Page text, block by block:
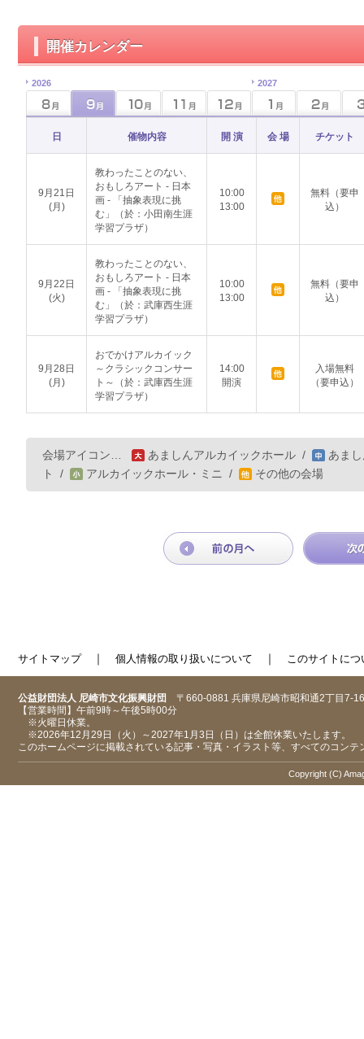
開催カレンダー
2026 2027
日 催物内容 開 演 会 場 チケット
9月21日
(月)
教わったことのない、
おもしろアート - 日本
画 - 「抽象表現に挑
む」（於：小田南生涯
学習プラザ）
10:00
13:00
無料（要申
込）
9月22日
(火)
教わったことのない、
おもしろアート - 日本
画 - 「抽象表現に挑
む」（於：武庫西生涯
学習プラザ）
10:00
13:00
無料（要申
込）
9月28日
(月)
おでかけアルカイック
～クラシックコンサー
ト～（於：武庫西生涯
学習プラザ）
14:00
開演
入場無料
（要申込）
会場アイコン… あましんアルカイックホール /
あま
ト
/ アルカイックホール・ミニ / その他の会場
サイトマップ｜ 個人情報の取り扱いについて ｜ このサイトにつ
公益財団法人 尼崎市文化振興財団 〒660-0881 兵庫県尼崎市昭和通2丁目7-16
【営業時間】午前9時～午後5時00分
※火曜日休業。
※2026年12月29日（火）～2027年1月3日（日）は全館休業いたします。
このホームページに掲載されている記事・写真・イラスト等、すべてのコン
Copyright (C)